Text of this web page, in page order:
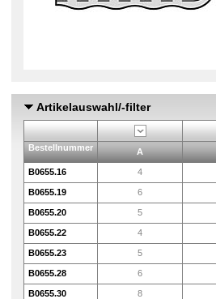
Artikelauswahl/-filter
Bestellnummer A
B0655.16 4
B0655.19 6
B0655.20 5
B0655.22 4
B0655.23 5
B0655.28 6
B0655.30 8